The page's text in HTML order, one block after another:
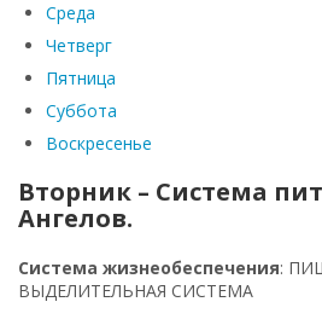
Среда
Четверг
Пятница
Суббота
Воскресенье
Вторник – Система
Ангелов.
Система жизнеобеспечения:
ВЫДЕЛИТЕЛЬНАЯ СИСТЕМА